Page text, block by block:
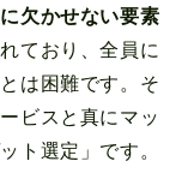
欠かせない要素
ており、全員に
は困難です。そ
ビスと真にマッ
ト選定」です。